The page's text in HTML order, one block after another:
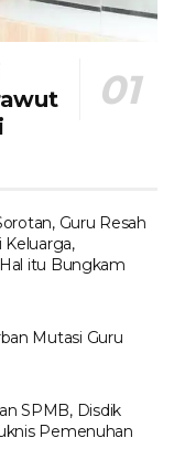
Guru Resah
Keluarga,
itu Bungkam
Mutasi Guru
SPMB, Disdik
Pemenuhan